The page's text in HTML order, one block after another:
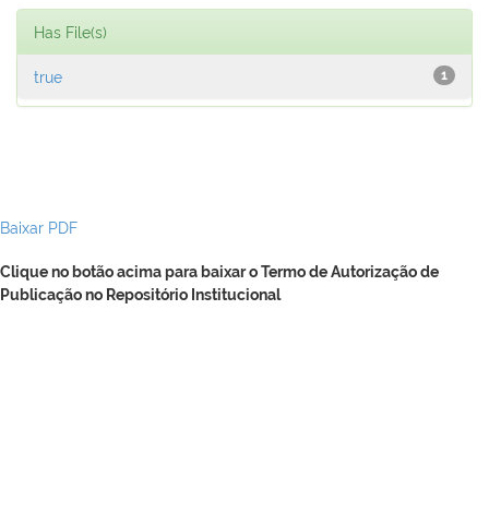
Has File(s)
1
true
Baixar PDF
Clique no botão acima para baixar o Termo de Autorização de
Publicação no Repositório Institucional